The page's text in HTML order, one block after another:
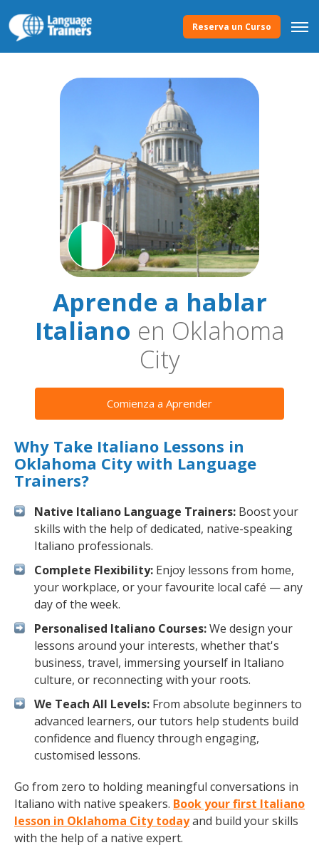
Reserva un Curso
Aprende a hablar
Italiano en Oklahoma
City
Comienza a Aprender
Why Take Italiano Lessons in
Oklahoma City with Language
Trainers?
Native Italiano Language Trainers: Boost your
skills with the help of dedicated, native-speaking
Italiano professionals.
Complete Flexibility: Enjoy lessons from home,
your workplace, or your favourite local café — any
day of the week.
Personalised Italiano Courses:We design your
lessons around your interests, whether that's
business, travel, immersing yourself in Italiano
culture, or reconnecting with your roots.
We Teach All Levels: From absolute beginners to
advanced learners, our tutors help students build
confidence and fluency through engaging,
customised lessons.
Go from zero to holding meaningful conversations in
Italiano with native speakers. Book your first Italiano
lesson in Oklahoma City todayand build your skills
with the help of a native expert.